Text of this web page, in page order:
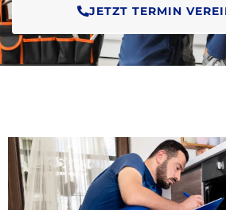
JETZT TERMIN